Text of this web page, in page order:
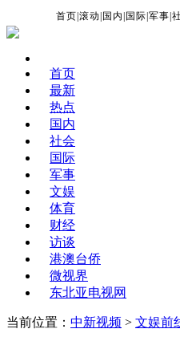
首页 |滚动 国内 国际 |军事 |
首页
最新
热点
国内
社会
国际
军事
文娱
体育
财经
访谈
港澳台侨
微视界
东北亚电视网
当前位置： 中新视频 > 文娱前